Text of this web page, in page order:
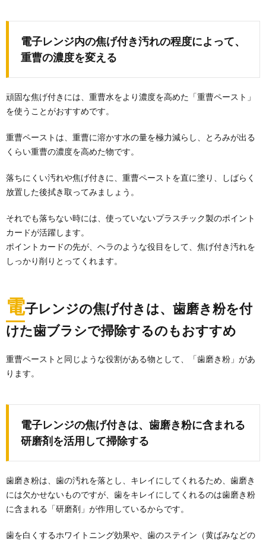
電子レンジ内の焦げ付き汚れの程度によって、
重曹の濃度を変える
頑固な焦げ付きには、重曹水をより濃度を高めた「重曹ペースト」
を使うことがおすすめです。
重曹ペーストは、重曹に溶かす水の量を極力減らし、とろみが出る
くらい重曹の濃度を高めた物です。
落ちにくい汚れや焦げ付きに、重曹ペーストを直に塗り、しばらく
放置した後拭き取ってみましょう。
それでも落ちない時には、使っていないプラスチック製のポイント
カードが活躍します。
ポイントカードの先が、ヘラのような役目をして、焦げ付き汚れを
しっかり削りとってくれます。
電子レンジの焦げ付きは、歯磨き粉を付
けた歯ブラシで掃除するのもおすすめ
重曹ペーストと同じような役割がある物として、「歯磨き粉」があ
ります。
電子レンジの焦げ付きは、歯磨き粉に含まれる
研磨剤を活用して掃除する
歯磨き粉は、歯の汚れを落とし、キレイにしてくれるため、歯磨き
には欠かせないものですが、歯をキレイにしてくれるのは歯磨き粉
に含まれる「研磨剤」が作用しているからです。
歯を白くするホワイトニング効果や、歯のステイン（黄ばみなどの